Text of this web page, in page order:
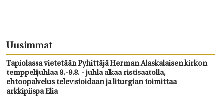
Uusimmat
Tapiolassa vietetään Pyhittäjä Herman Alaskalaisen kirkon
temppelijuhlaa 8.-9.8. - juhla alkaa ristisaatolla,
ehtoopalvelus televisioidaan ja liturgian toimittaa
arkkipiispa Elia